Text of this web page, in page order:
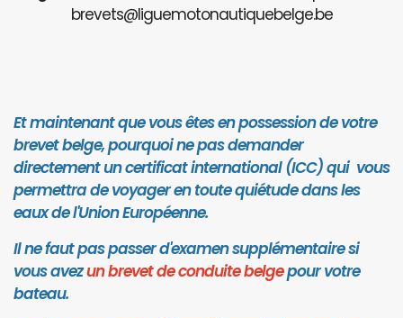
brevets@liguemotonautiquebelge.be
Et maintenant que vous êtes en possession de votre
brevet belge, pourquoi ne pas demander
directement un certificat international (ICC) qui vous
permettra de voyager en toute quiétude dans les
eaux de l'Union Européenne.
Il ne faut pas passer d'examen supplémentaire si
vous avezun brevet de conduite belgepour votre
bateau.